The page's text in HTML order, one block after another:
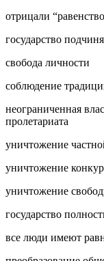
отрицали
государство
свобода личности
соблюдение
неограниченная
пролетариата
уничтожение
уничтожение
уничтожение
государство
все люди имеют